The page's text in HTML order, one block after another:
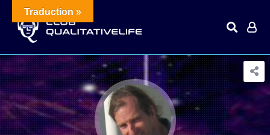
Traduction »